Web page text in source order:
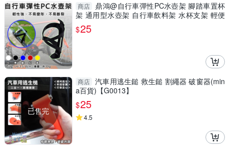
商店
鼎鴻@自行車彈性PC水壺架 腳踏車置杯
架 通用型水壺架 自行車飲料架 水杯支架 輕便
型杯架
$25
已售完
商店 汽車用逃生鎚 救生鎚 割繩器 破窗器(min
a百貨)【G0013】
$25
4.5